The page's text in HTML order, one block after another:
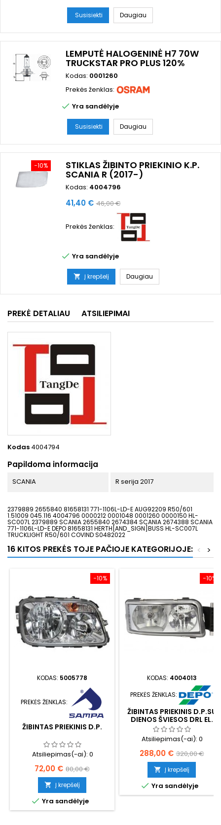
Susisiekti Daugiau
LEMPUTĖ HALOGENINĖ H7 70W
TRUCKSTAR PRO PLUS 120%
Kodas: 0001260
Prekės ženklas:
 Yra sandėlyje
Susisiekti Daugiau
−10% STIKLAS ŽIBINTO PRIEKINIO K.P.
SCANIA R (2017-)
Kodas: 4004796
Kaina
41,40 € Bazinė
46,00 €
Prekės ženklas:
 Yra sandėlyje
 Į krepšelį Daugiau
PREKĖ DETALIAU ATSILIEPIMAI
Kodas 4004794
Papildoma informacija
SCANIA R serija 2017
2379889 2655840 81658131 771-1106L-LD-E AUG92209 R50/601
1.51009 045.116 4004796 0000212 0001048 0001260 0000150 HL-
SC007L 2379889 SCANIA 2655840 2674384 SCANIA 2674388 SCANIA
771-1106L-LD-E DEPO 81658131 HERTH[AND_SIGN]BUSS HL-SC007L
TRUCKLIGHT R50/601 COVIND S0482022
16 KITOS PREKĖS TOJE PAČIOJE KATEGORIJOJE: >
<
−10%
KODAS: 5005778
PREKĖS ŽENKLAS:
ŽIBINTAS PRIEKINIS D.P.
Atsiliepimas(-ai): 0
Kaina
72,00 € Bazinė
kaina
80,00 €
 Į krepšelį
 Yra sandėlyje
−10%
KODAS: 4004013
PREKĖS ŽENKLAS:
ŽIBINTAS PRIEKINIS D.P.SU
DIENOS ŠVIESOS DRL EL.
VALDYMAS
Atsiliepimas(-ai): 0
Kaina
288,00 € Bazinė
kaina
320,00 €
 Į krepšelį
 Yra sandėlyje